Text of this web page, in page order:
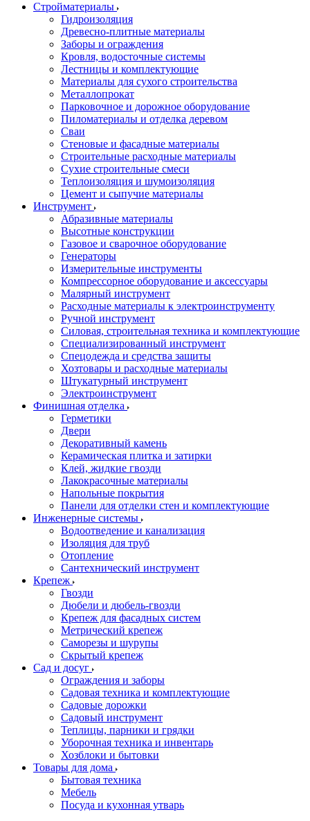
Стройматериалы
Гидроизоляция
Древесно-плитные материалы
Заборы и ограждения
Кровля, водосточные системы
Лестницы и комплектующие
Материалы для сухого строительства
Металлопрокат
Парковочное и дорожное оборудование
Пиломатериалы и отделка деревом
Сваи
Стеновые и фасадные материалы
Строительные расходные материалы
Сухие строительные смеси
Теплоизоляция и шумоизоляция
Цемент и сыпучие материалы
Инструмент
Абразивные материалы
Высотные конструкции
Газовое и сварочное оборудование
Генераторы
Измерительные инструменты
Компрессорное оборудование и аксессуары
Малярный инструмент
Расходные материалы к электроинструменту
Ручной инструмент
Силовая, строительная техника и комплектующие
Специализированный инструмент
Спецодежда и средства защиты
Хозтовары и расходные материалы
Штукатурный инструмент
Электроинструмент
Финишная отделка
Герметики
Двери
Декоративный камень
Керамическая плитка и затирки
Клей, жидкие гвозди
Лакокрасочные материалы
Напольные покрытия
Панели для отделки стен и комплектующие
Инженерные системы
Водоотведение и канализация
Изоляция для труб
Отопление
Сантехнический инструмент
Крепеж
Гвозди
Дюбели и дюбель-гвозди
Крепеж для фасадных систем
Метрический крепеж
Саморезы и шурупы
Скрытый крепеж
Сад и досуг
Ограждения и заборы
Садовая техника и комплектующие
Садовые дорожки
Садовый инструмент
Теплицы, парники и грядки
Уборочная техника и инвентарь
Хозблоки и бытовки
Товары для дома
Бытовая техника
Мебель
Посуда и кухонная утварь